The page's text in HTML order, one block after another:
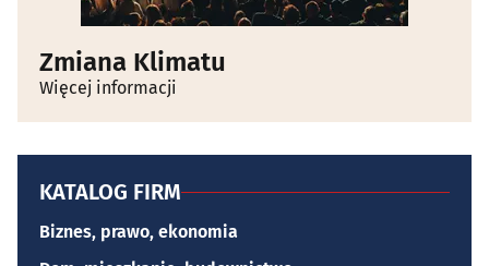
Zmiana Klimatu
Więcej informacji
KATALOG FIRM
Biznes, prawo, ekonomia